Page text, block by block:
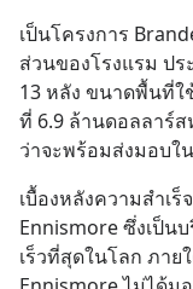
เป็นโครงการ
ส่วนของโรงแรม ป
13 หลัง ขนาดพื้นที่ใ
ที่ 6.9 ล้านดอลลาร์
ว่าจะพร้อมส่งมอบใ
เบื้องหลังความสำเ
Ennismore ซึ่งเป็น
เร็วที่สุดในโลก ภา